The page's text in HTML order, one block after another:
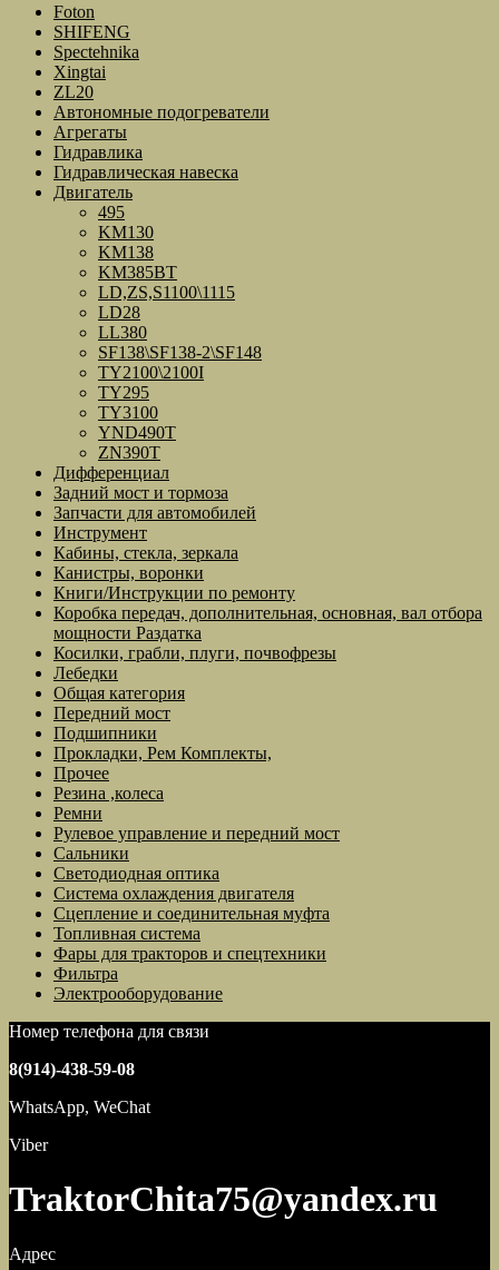
Foton
SHIFENG
Spectehnika
Xingtai
ZL20
Автономные подогреватели
Агрегаты
Гидравлика
Гидравлическая навеска
Двигатель
495
KM130
KM138
KM385BT
LD,ZS,S1100\1115
LD28
LL380
SF138\SF138-2\SF148
TY2100\2100I
TY295
TY3100
YND490T
ZN390T
Дифференциал
Задний мост и тормоза
Запчасти для автомобилей
Инструмент
Кабины, стекла, зеркала
Канистры, воронки
Книги/Инструкции по ремонту
Коробка передач, дополнительная, основная, вал отбора
мощности Раздатка
Косилки, грабли, плуги, почвофрезы
Лебедки
Общая категория
Передний мост
Подшипники
Прокладки, Рем Комплекты,
Прочее
Резина ,колеса
Ремни
Рулевое управление и передний мост
Сальники
Светодиодная оптика
Система охлаждения двигателя
Сцепление и соединительная муфта
Топливная система
Фары для тракторов и спецтехники
Фильтра
Электрооборудование
Номер телефона для связи
8(914)-438-59-08
WhatsApp, WeChat
Viber
TraktorChita75@yandex.ru
Адрес